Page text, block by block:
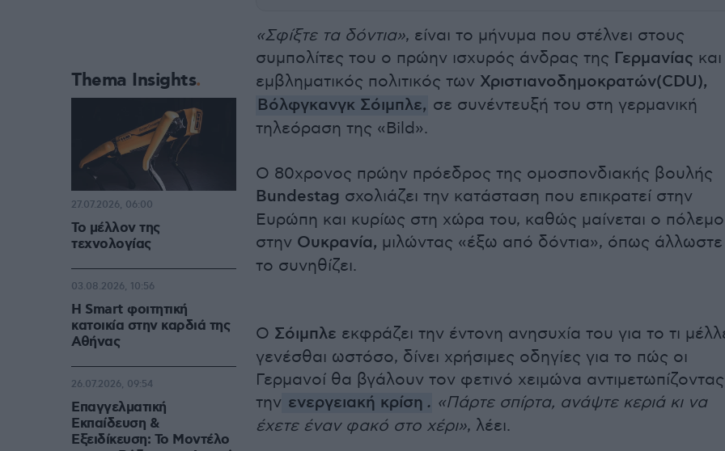
«Σφίξτε τα δόντια», είναι το μήνυμα που στέλνει στους
συμπολίτες του ο πρώην ισχυρός άνδρας της Γερμανίας και
εμβληματικός πολιτικός των Χριστιανοδημοκρατών(CDU),
Βόλφγκανγκ Σόιμπλε, σε συνέντευξή του στη γερμανική
τηλεόραση της «Bild».
Ο 80χρονος πρώην πρόεδρος της ομοσπονδιακής βουλής
Bundestag σχολιάζει την κατάσταση που επικρατεί στην
Ευρώπη και κυρίως στη χώρα του, καθώς μαίνεται ο
στην Ουκρανία, μιλώντας «έξω από δόντια», όπως άλλωστε
το συνηθίζει.
Ο Σόιμπλε εκφράζει την έντονη ανησυχία του για το τι
γενέσθαι ωστόσο, δίνει χρήσιμες οδηγίες για το πώς οι
Γερμανοί θα βγάλουν τον φετινό χειμώνα αντιμετωπίζοντας
την ενεργειακή κρίση . «Πάρτε σπίρτα, ανάψτε κεριά κι να
έχετε έναν φακό στο χέρι», λέει.
Thema Insights
Το μέλλον της
τεχνολογίας
27.07.2026, 06:00
Η Smart φοιτητική
κατοικία στην καρδιά της
Αθήνας
03.08.2026, 10:56
Επαγγελματική
Εκπαίδευση &
Εξειδίκευση: Το Mοντέλο
26.07.2026, 09:54